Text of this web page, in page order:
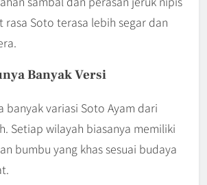
rasa Soto terasa lebih segar dan
Banyak Versi
banyak variasi Soto Ayam dari
Setiap wilayah biasanya memiliki
bumbu yang khas sesuai budaya